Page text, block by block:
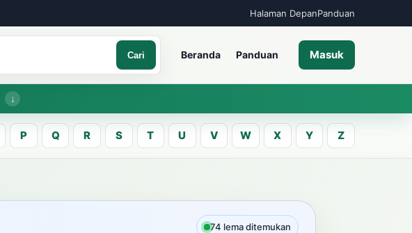
Halaman DepanPanduan
Cari Beranda Panduan Masuk
Masukkan kata Jawa
P Q R S T U V W X Y Z
74 lema ditemukan